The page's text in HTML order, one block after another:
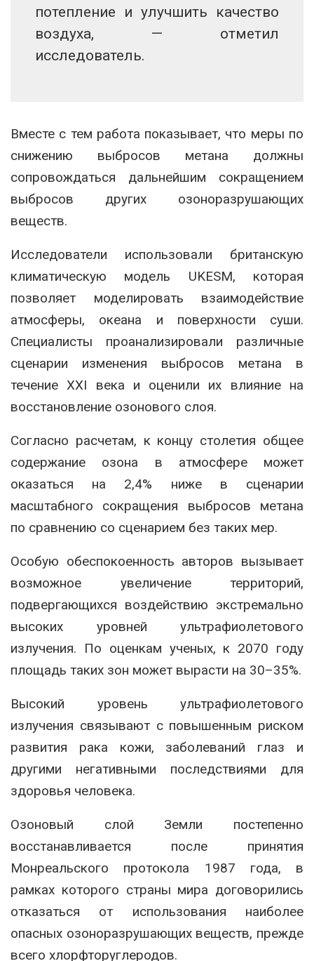
потепление и улучшить качество
воздуха, — отметил
исследователь.
Вместе с тем работа показывает, что меры по
снижению выбросов метана должны
сопровождаться дальнейшим сокращением
выбросов других озоноразрушающих
веществ.
Исследователи использовали британскую
климатическую модель UKESM, которая
позволяет моделировать взаимодействие
атмосферы, океана и поверхности суши.
Специалисты проанализировали различные
сценарии изменения выбросов метана в
течение XXI века и оценили их влияние на
восстановление озонового слоя.
Согласно расчетам, к концу столетия общее
содержание озона в атмосфере может
оказаться на 2,4% ниже в сценарии
масштабного сокращения выбросов метана
по сравнению со сценарием без таких мер.
Особую обеспокоенность авторов вызывает
возможное увеличение территорий,
подвергающихся воздействию экстремально
высоких уровней ультрафиолетового
излучения. По оценкам ученых, к 2070 году
площадь таких зон может вырасти на 30–35%.
Высокий уровень ультрафиолетового
излучения связывают с повышенным риском
развития рака кожи, заболеваний глаз и
другими негативными последствиями для
здоровья человека.
Озоновый слой Земли постепенно
восстанавливается после принятия
Монреальского протокола 1987 года, в
рамках которого страны мира договорились
отказаться от использования наиболее
опасных озоноразрушающих веществ, прежде
всего хлорфторуглеродов.